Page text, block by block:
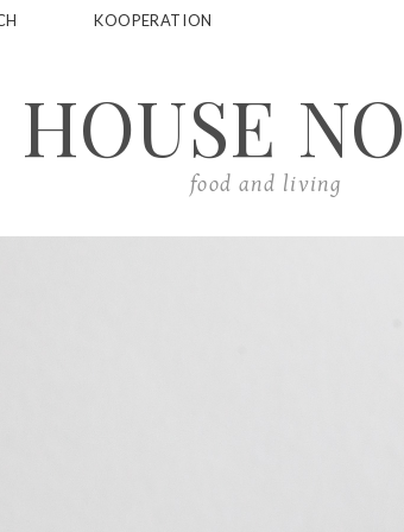
KOOPERATION
HOUSE NO
food and living